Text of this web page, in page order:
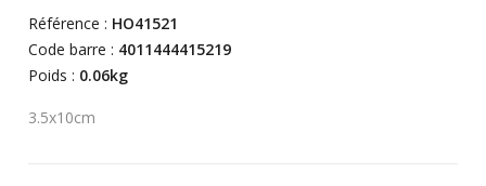
Référence : HO41521
Code barre : 4011444415219
Poids : 0.06kg
3.5x10cm